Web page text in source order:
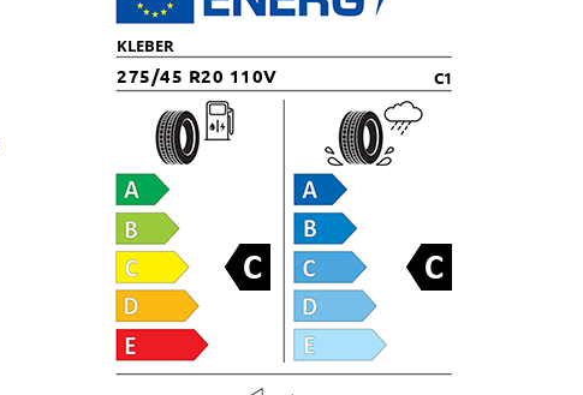
KLEBER
275/45 R20 110V C1